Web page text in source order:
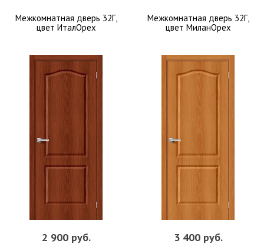
Межкомнатная дверь 32Г,
цвет ИталОрех
2 900 руб.
Межкомнатная дверь 32Г,
цвет МиланОрех
3 400 руб.